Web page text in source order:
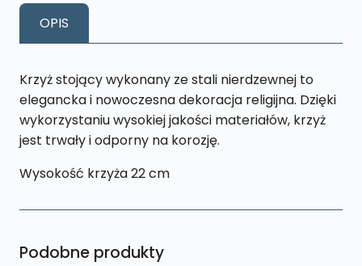
stali
nierdzewnej
OPIS
Krzyż stojący wykonany ze stali nierdzewnej to
elegancka i nowoczesna dekoracja religijna. Dzięki
wykorzystaniu wysokiej jakości materiałów, krzyż
jest trwały i odporny na korozję.
Wysokość krzyża 22 cm
Podobne produkty